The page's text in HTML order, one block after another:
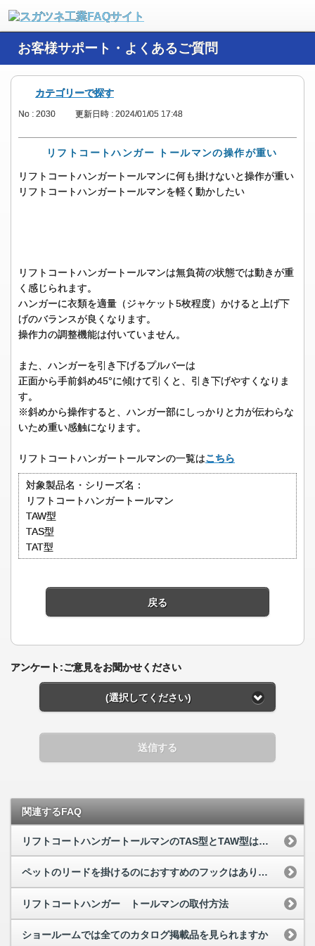
お客様サポート・よくあるご質問
カテゴリーで探す
No : 2030 更新日時 : 2024/01/05 17:48
リフトコートハンガー トールマンの操作が重い
リフトコートハンガートールマンに何も掛けないと操作が重い
リフトコートハンガートールマンを軽く動かしたい
リフトコートハンガートールマンは無負荷の状態では動きが重
く感じられます。
ハンガーに衣類を適量（ジャケット5枚程度）かけると上げ下
げのバランスが良くなります。
操作力の調整機能は付いていません。
また、ハンガーを引き下げるプルバーは
正面から手前斜め45°に傾けて引くと、引き下げやすくなりま
す。
※斜めから操作すると、ハンガー部にしっかりと力が伝わらな
いため重い感触になります。
リフトコートハンガートールマンの一覧はこちら
対象製品名・シリーズ名：
リフトコートハンガートールマン
TAW型
TAS型
TAT型
戻る
アンケート:ご意見をお聞かせください
(選択してください)
送信する
関連するFAQ
リフトコートハンガートールマンのTAS型とTAW型は併用できますか
ペットのリードを掛けるのにおすすめのフックはありますか
リフトコートハンガー トールマンの取付方法
ショールームでは全てのカタログ掲載品を見られますか